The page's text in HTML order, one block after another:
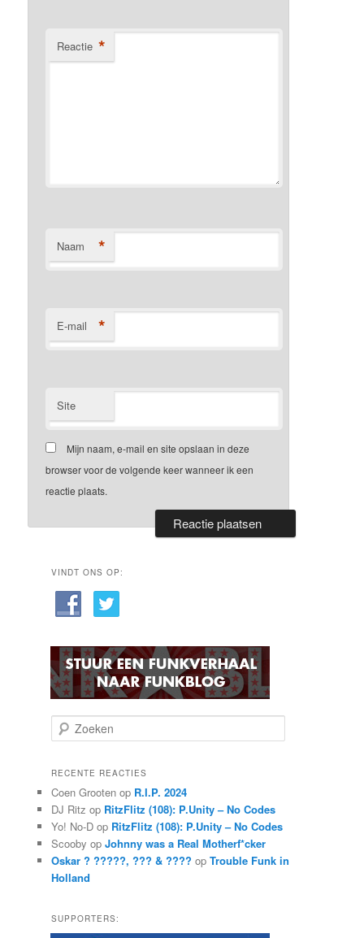
Reactie *
Naam *
E-mail *
Site
Mijn naam, e-mail en site opslaan in deze
browser voor de volgende keer wanneer ik een
reactie plaats.
VINDT ONS OP:
o
k
n
RECENTE REACTIES
Coen Grootenop R.I.P. 2024
DJ Ritz op RitzFlitz (108): P.Unity – No Codes
Yo! No-Dop RitzFlitz (108): P.Unity – No Codes
Scooby op Johnny was a Real Motherf*cker
Oskar ? ?????, ??? & ???? op Trouble Funk in
Holland
SUPPORTERS: